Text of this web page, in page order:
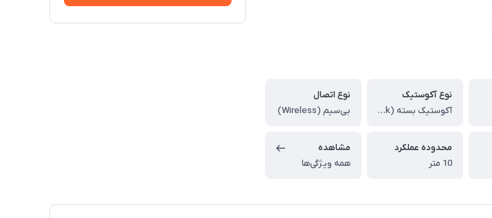
نوع آکوستیک
آکوستیک بسته (Closed-Back)
نوع اتصال
بی‌سیم (Wireless)
محدوده عملکرد
10 متر
مشاهده
همه ویژگی‌ها